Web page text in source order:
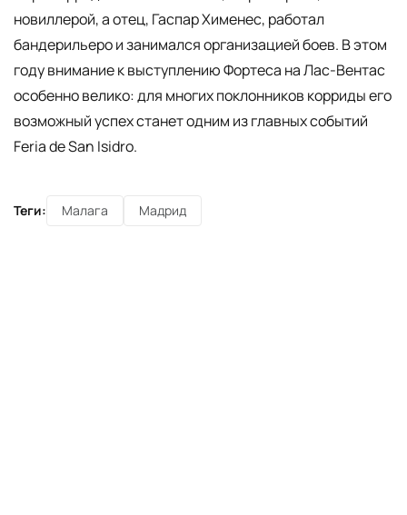
новиллерой, а отец, Гаспар Хименес, работал
бандерильеро и занимался организацией боев. В этом
году внимание к выступлению Фортеcа на Лас-Вентас
особенно велико: для многих поклонников корриды его
возможный успех станет одним из главных событий
Feria de San Isidro.
Теги: Малага Мадрид